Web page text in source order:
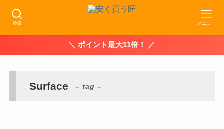
検索 メニュー
＼ ポイント最大11倍！ ／
Surface – tag –